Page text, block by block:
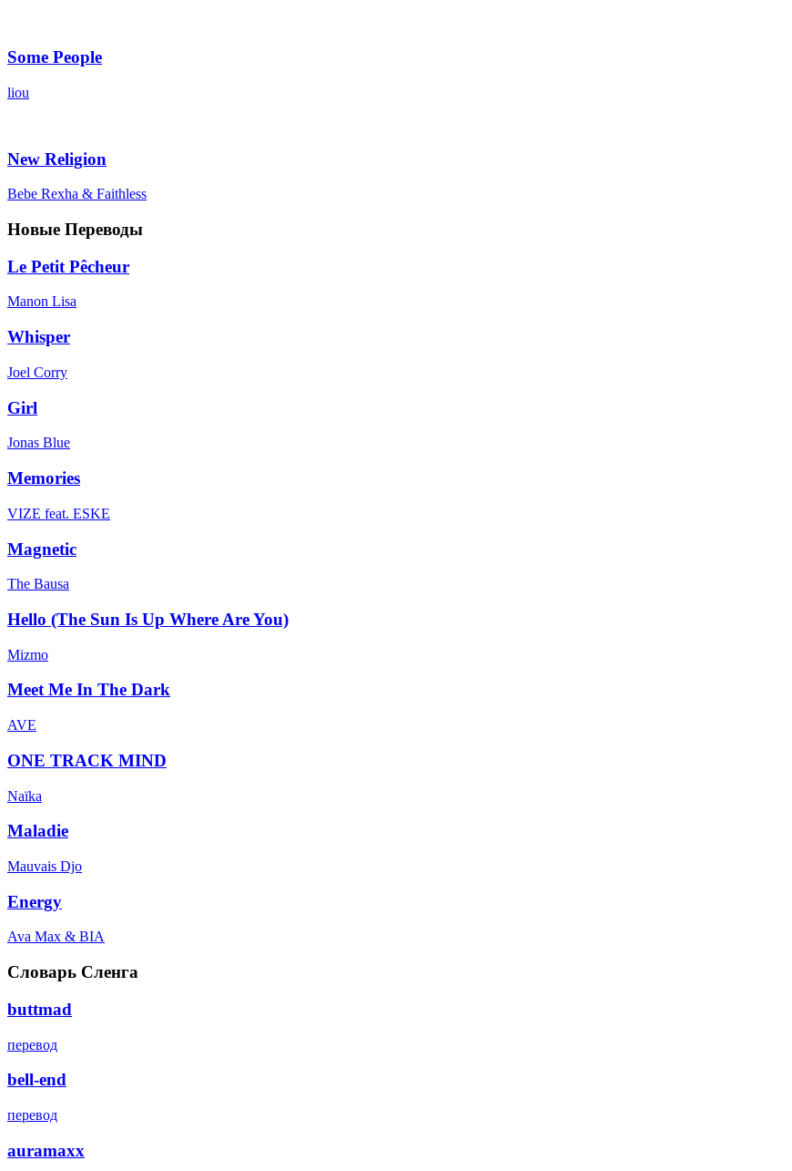
Some People
liou
New Religion
Bebe Rexha & Faithless
Новые Переводы
Le Petit Pêcheur
Manon Lisa
Whisper
Joel Corry
Girl
Jonas Blue
Memories
VIZE feat. ESKE
Magnetic
The Bausa
Hello (The Sun Is Up Where Are You)
Mizmo
Meet Me In The Dark
AVE
ONE TRACK MIND
Naïka
Maladie
Mauvais Djo
Energy
Ava Max & BIA
Словарь Сленга
buttmad
перевод
bell-end
перевод
auramaxx